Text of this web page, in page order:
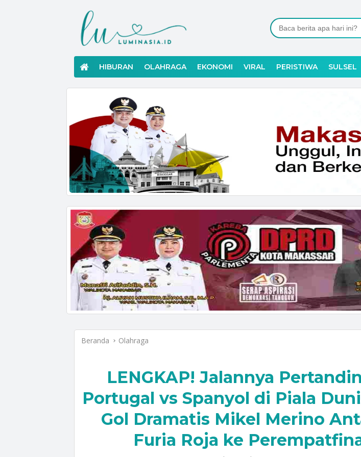
HIBURAN OLAHRAGA EKONOMI VIRAL PERISTIWA SULSEL
Beranda Olahraga
LENGKAP! Jalannya
Portugal vs Spanyol di Piala
Gol Dramatis Mikel Merino
Furia Roja ke